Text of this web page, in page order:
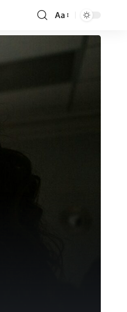
Font
Resizer
Aa